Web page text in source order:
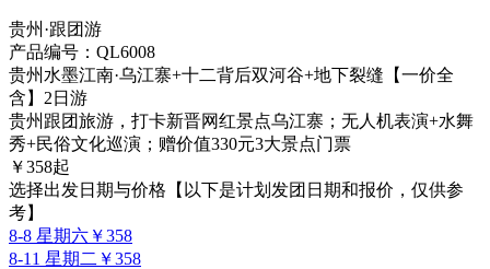
贵州·跟团游
产品编号：QL6008
贵州水墨江南·乌江寨+十二背后双河谷+地下裂缝【一价全
含】2日游
贵州跟团旅游，打卡新晋网红景点乌江寨；无人机表演+水舞
秀+民俗文化巡演；赠价值330元3大景点门票
￥358起
选择出发日期与价格 【以下是计划发团日期和报价，仅供参
考】
8-8 星期六 ￥358
8-11 星期二 ￥358